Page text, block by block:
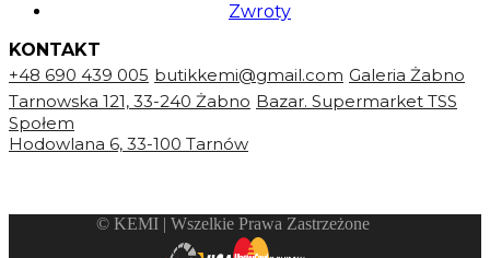
Zwroty
KONTAKT
+48 690 439 005 butikkemi@gmail.com Galeria Żabno
Tarnowska 121, 33-240 Żabno Bazar. Supermarket TSS
Społem
Hodowlana 6, 33-100 Tarnów
©️ KEMI | Wszelkie Prawa Zastrzeżone